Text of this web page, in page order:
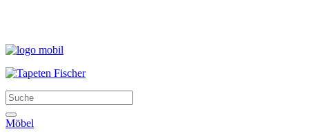
Möbel